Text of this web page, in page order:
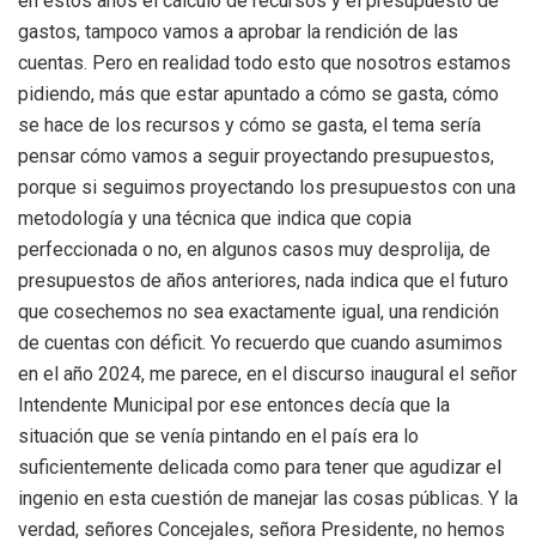
gastos, tampoco vamos a aprobar la rendición de las
cuentas. Pero en realidad todo esto que nosotros estamos
pidiendo, más que estar apuntado a cómo se gasta, cómo
se hace de los recursos y cómo se gasta, el tema sería
pensar cómo vamos a seguir proyectando presupuestos,
porque si seguimos proyectando los presupuestos con una
metodología y una técnica que indica que copia
perfeccionada o no, en algunos casos muy desprolija, de
presupuestos de años anteriores, nada indica que el futuro
que cosechemos no sea exactamente igual, una rendición
de cuentas con déficit. Yo recuerdo que cuando asumimos
en el año 2024, me parece, en el discurso inaugural el señor
Intendente Municipal por ese entonces decía que la
situación que se venía pintando en el país era lo
suficientemente delicada como para tener que agudizar el
ingenio en esta cuestión de manejar las cosas públicas. Y la
verdad, señores Concejales, señora Presidente, no hemos